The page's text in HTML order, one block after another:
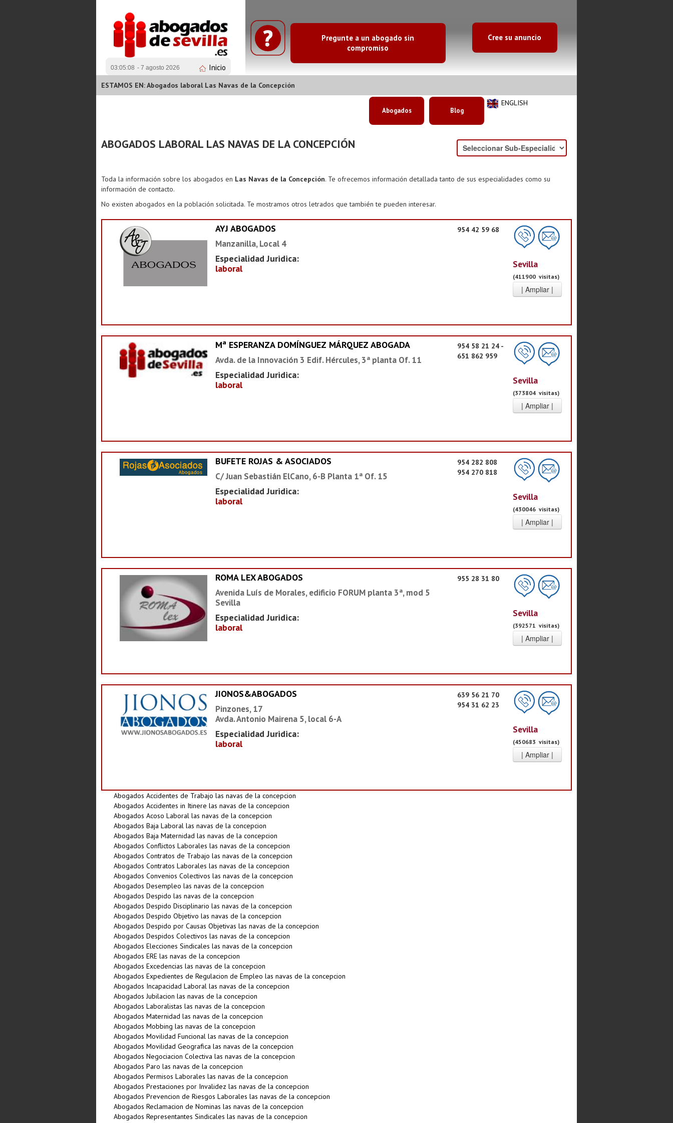
03:05:08 - 7 agosto 2026 Inicio
Pregunte a un abogado sin
compromiso
Cree su anuncio
ESTAMOS EN: Abogados laboral Las Navas de la Concepción
ENGLISH
Abogados Blog
ABOGADOS LABORAL LAS NAVAS DE LA CONCEPCIÓN
Toda la información sobre los abogados en Las Navas de la Concepción. Te ofrecemos información detallada tanto de sus especialidades como su
información de contacto.
No existen abogados en la población solicitada. Te mostramos otros letrados que también te pueden interesar.
AYJ ABOGADOS
Manzanilla, Local 4
Especialidad Juridica:
laboral
954 42 59 68
Sevilla
(411900 visitas)
Mª ESPERANZA DOMÍNGUEZ MÁRQUEZ ABOGADA
Avda. de la Innovación 3 Edif. Hércules, 3ª planta Of. 11
Especialidad Juridica:
laboral
954 58 21 24 -
651 862 959
Sevilla
(373804 visitas)
BUFETE ROJAS & ASOCIADOS
C/ Juan Sebastián ElCano, 6-B Planta 1ª Of. 15
Especialidad Juridica:
laboral
954 282 808
954 270 818
Sevilla
(430046 visitas)
ROMA LEX ABOGADOS
Avenida Luís de Morales, edificio FORUM planta 3ª, mod 5
Sevilla
Especialidad Juridica:
laboral
955 28 31 80
Sevilla
(392571 visitas)
JIONOS&ABOGADOS
Pinzones, 17
Avda. Antonio Mairena 5, local 6-A
Especialidad Juridica:
laboral
639 56 21 70
954 31 62 23
Sevilla
(450683 visitas)
Abogados Accidentes de Trabajo las navas de la concepcion
Abogados Accidentes in Itinere las navas de la concepcion
Abogados Acoso Laboral las navas de la concepcion
Abogados Baja Laboral las navas de la concepcion
Abogados Baja Maternidad las navas de la concepcion
Abogados Conflictos Laborales las navas de la concepcion
Abogados Contratos de Trabajo las navas de la concepcion
Abogados Contratos Laborales las navas de la concepcion
Abogados Convenios Colectivos las navas de la concepcion
Abogados Desempleo las navas de la concepcion
Abogados Despido las navas de la concepcion
Abogados Despido Disciplinario las navas de la concepcion
Abogados Despido Objetivo las navas de la concepcion
Abogados Despido por Causas Objetivas las navas de la concepcion
Abogados Despidos Colectivos las navas de la concepcion
Abogados Elecciones Sindicales las navas de la concepcion
Abogados ERE las navas de la concepcion
Abogados Excedencias las navas de la concepcion
Abogados Expedientes de Regulacion de Empleo las navas de la concepcion
Abogados Incapacidad Laboral las navas de la concepcion
Abogados Jubilacion las navas de la concepcion
Abogados Laboralistas las navas de la concepcion
Abogados Maternidad las navas de la concepcion
Abogados Mobbing las navas de la concepcion
Abogados Movilidad Funcional las navas de la concepcion
Abogados Movilidad Geografica las navas de la concepcion
Abogados Negociacion Colectiva las navas de la concepcion
Abogados Paro las navas de la concepcion
Abogados Permisos Laborales las navas de la concepcion
Abogados Prestaciones por Invalidez las navas de la concepcion
Abogados Prevencion de Riesgos Laborales las navas de la concepcion
Abogados Reclamacion de Nominas las navas de la concepcion
Abogados Representantes Sindicales las navas de la concepcion